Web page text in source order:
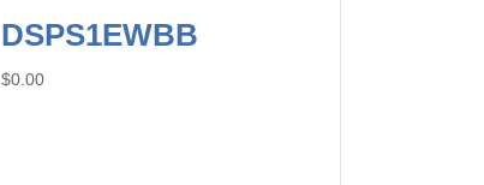
DSPS1EWBB
$0.00